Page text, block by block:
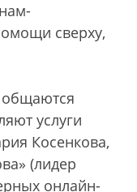
сверху,
услуги
Косенкова,
(лидер
онлайн-